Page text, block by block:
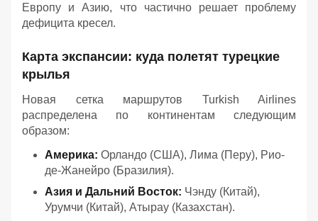
Европу и Азию, что частично решает проблему
дефицита кресел.
Карта экспансии: куда полетят турецкие
крылья
Новая сетка маршрутов Turkish Airlines
распределена по континентам следующим
образом:
Америка: Орландо (США), Лима (Перу), Рио-
де-Жанейро (Бразилия).
Азия и Дальний Восток: Чэнду (Китай),
Урумчи (Китай), Атырау (Казахстан).